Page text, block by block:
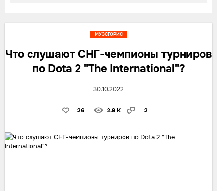
Что слушают СНГ-чемпионы турниров
по Dota 2 "The International"?
30.10.2022
26 2.9 K 2
МУЗСТОРИС